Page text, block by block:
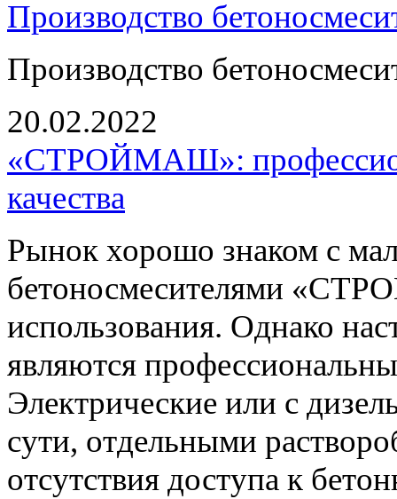
Производство
Производство
20.02.2022
«СТРОЙМАШ»:
качества
Рынок хорошо знаком с
бетоносмесителями
использования. Однако
являются
Электрические или с
сути, отдельными
отсутствия доступа к